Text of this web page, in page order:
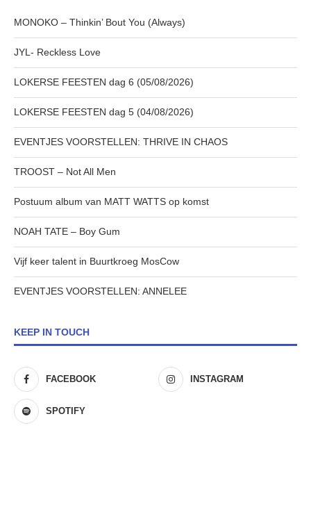
MONOKO – Thinkin’ Bout You (Always)
JYL- Reckless Love
LOKERSE FEESTEN dag 6 (05/08/2026)
LOKERSE FEESTEN dag 5 (04/08/2026)
EVENTJES VOORSTELLEN: THRIVE IN CHAOS
TROOST – Not All Men
Postuum album van MATT WATTS op komst
NOAH TATE – Boy Gum
Vijf keer talent in Buurtkroeg MosCow
EVENTJES VOORSTELLEN: ANNELEE
KEEP IN TOUCH
FACEBOOK INSTAGRAM
SPOTIFY